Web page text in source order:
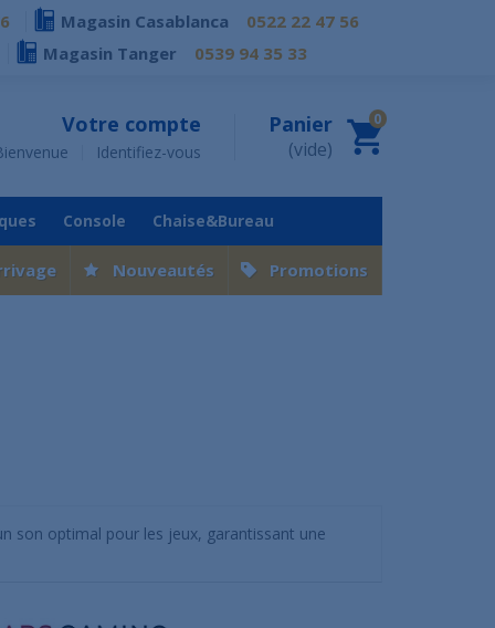
Magasin Casablanca
0522 22 47 56
Magasin Tanger 0539 94 35 33
Panier
(vide)
0
Votre compte
Identifiez-vous
Promotions
Nouveautés
Console Chaise&Bureau
son optimal pour les jeux, garantissant une